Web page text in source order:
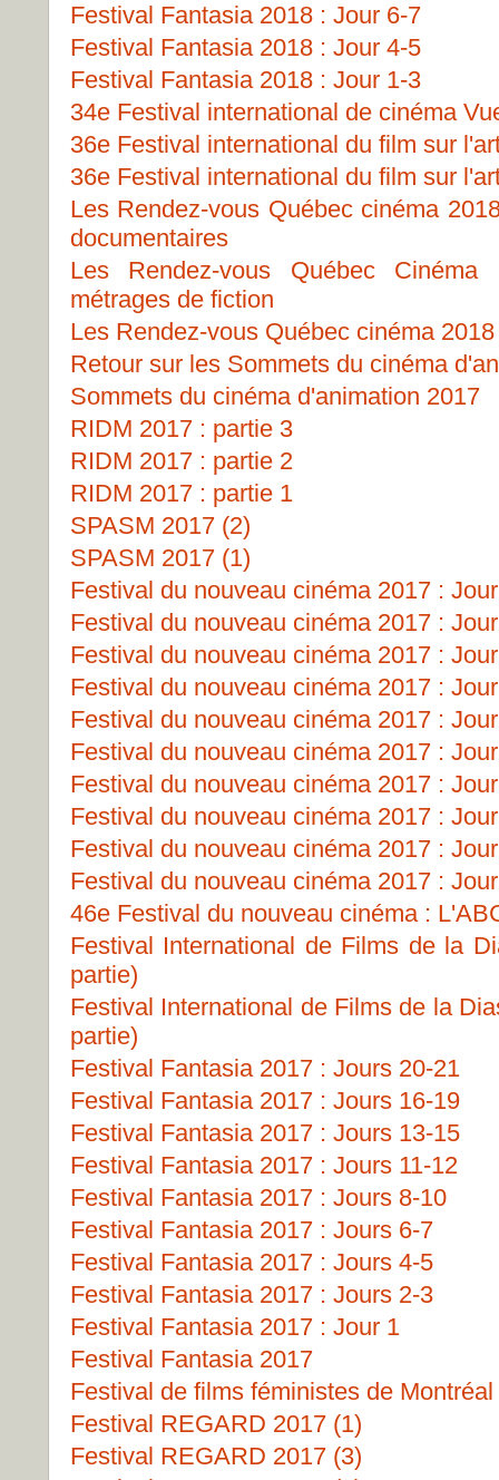
Festival Fantasia 2018 : Jour 6-7
Festival Fantasia 2018 : Jour 4-5
Festival Fantasia 2018 : Jour 1-3
34e Festival international de cinéma
36e Festival international du film sur
36e Festival international du film sur
Les Rendez-vous Québec cinéma
documentaires
Les Rendez-vous Québec
métrages de fiction
Les Rendez-vous Québec cinéma
Retour sur les Sommets du cinéma
Sommets du cinéma d'animation 2017
RIDM 2017 : partie 3
RIDM 2017 : partie 2
RIDM 2017 : partie 1
SPASM 2017 (2)
SPASM 2017 (1)
Festival du nouveau cinéma 2017 :
Festival du nouveau cinéma 2017 :
Festival du nouveau cinéma 2017 :
Festival du nouveau cinéma 2017 :
Festival du nouveau cinéma 2017 :
Festival du nouveau cinéma 2017 :
Festival du nouveau cinéma 2017 :
Festival du nouveau cinéma 2017 :
Festival du nouveau cinéma 2017 :
Festival du nouveau cinéma 2017 :
46e Festival du nouveau cinéma :
Festival International de Films de la
partie)
Festival International de Films de la
partie)
Festival Fantasia 2017 : Jours 20-21
Festival Fantasia 2017 : Jours 16-19
Festival Fantasia 2017 : Jours 13-15
Festival Fantasia 2017 : Jours 11-12
Festival Fantasia 2017 : Jours 8-10
Festival Fantasia 2017 : Jours 6-7
Festival Fantasia 2017 : Jours 4-5
Festival Fantasia 2017 : Jours 2-3
Festival Fantasia 2017 : Jour 1
Festival Fantasia 2017
Festival de films féministes de
Festival REGARD 2017 (1)
Festival REGARD 2017 (3)